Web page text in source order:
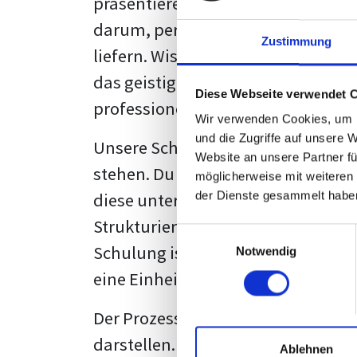
Zustimmung
Diese Webseite verwendet
Wir verwenden Cookies,
und die Zugriffe auf unsere
Website an unsere Partner
möglicherweise mit
der Dienste gesammelt
Notwendig
Ablehnen
darum, persönliche Meinungen
liefern. Wissenschaftliche Texte,
das geistige Eigentum des
professionell zu kommunizieren.
Unsere Schulung wurde mit Blick
stehen. Du wirst nicht nur
diese unter Zuhilfenahme von
Strukturierung ist ebenso
Schulung ist so konzipiert, dass
eine Einheitslösung zu bieten.
Der Prozess des
darstellen. Jedoch, ausgestattet